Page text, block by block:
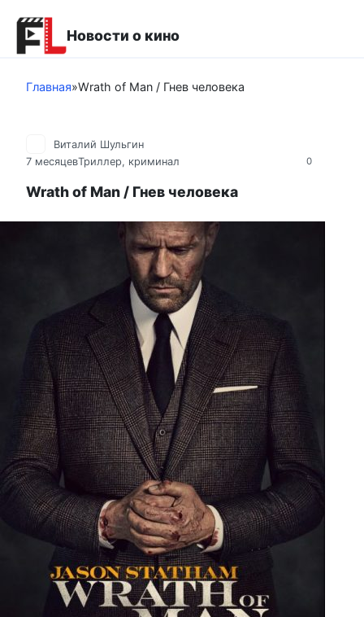
контенту
Новости о кино
Главная»Wrath of Man / Гнев человека
0
Виталий Шульгин
7 месяцевТриллер, криминал
Wrath of Man / Гнев человека